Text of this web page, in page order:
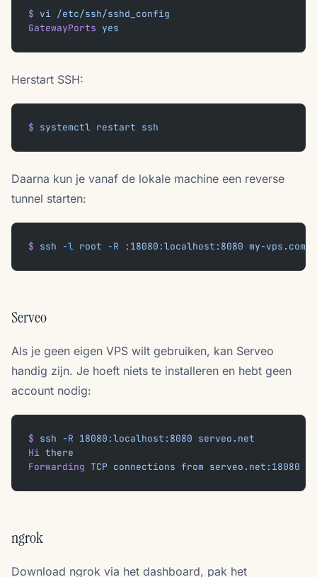
$ vi /etc/ssh/sshd_config
GatewayPorts yes
Herstart SSH:
$ systemctl restart ssh
Daarna kun je vanaf de lokale machine een reverse
tunnel starten:
$ ssh -l root -R :18080:localhost:8080 my-vps.com
Serveo
Als je geen eigen VPS wilt gebruiken, kan Serveo
handig zijn. Je hoeft niets te installeren en hebt geen
account nodig:
$ ssh -R 18080:localhost:8080 serveo.net
Hi there
Forwarding TCP connections from serveo.net:18080
ngrok
Download ngrok via het dashboard, pak het